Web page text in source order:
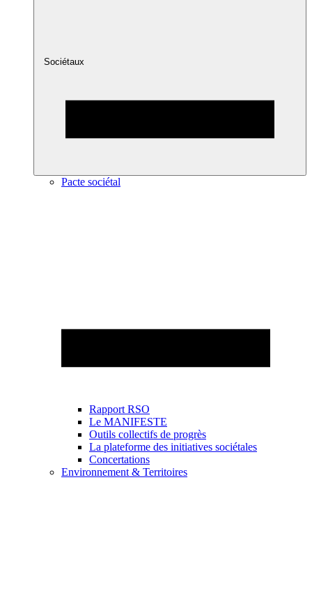
Sociétaux
Pacte sociétal
Rapport RSO
Le MANIFESTE
Outils collectifs de progrès
La plateforme des initiatives sociétales
Concertations
Environnement & Territoires